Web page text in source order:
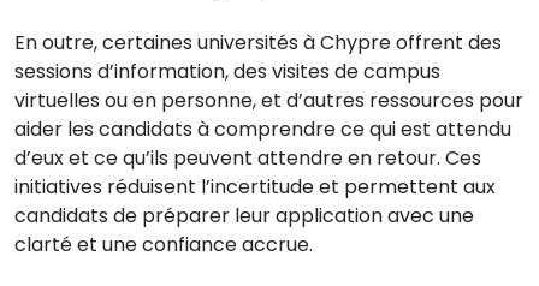
En outre, certaines universités à Chypre offrent des
sessions d’information, des visites de campus
virtuelles ou en personne, et d’autres ressources pour
aider les candidats à comprendre ce qui est attendu
d’eux et ce qu’ils peuvent attendre en retour. Ces
initiatives réduisent l’incertitude et permettent aux
candidats de préparer leur application avec une
clarté et une confiance accrue.